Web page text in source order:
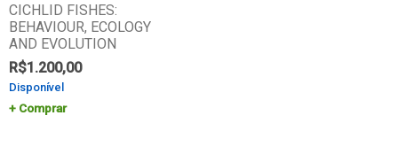
CICHLID FISHES:
BEHAVIOUR, ECOLOGY
AND EVOLUTION
R$1.200,00
Disponível
Comprar